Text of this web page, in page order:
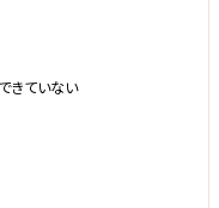
きていない